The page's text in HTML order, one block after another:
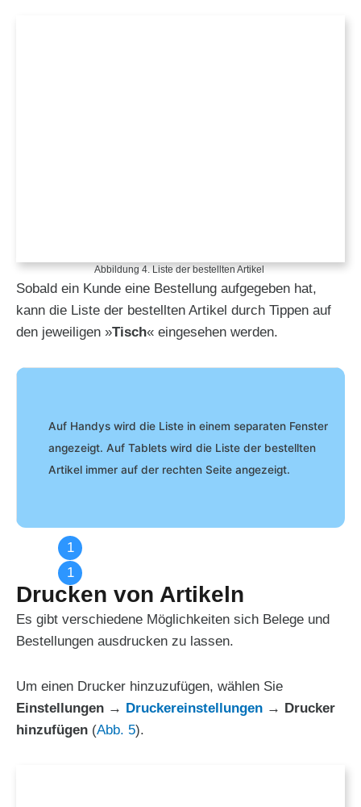
Abbildung 4. Liste der bestellten Artikel
Sobald ein Kunde eine Bestellung aufgegeben hat,
kann die Liste der bestellten Artikel durch Tippen auf
den jeweiligen »Tisch« eingesehen werden.
Auf Handys wird die Liste in einem separaten Fenster
angezeigt. Auf Tablets wird die Liste der bestellten
Artikel immer auf der rechten Seite angezeigt.
Drucken von Artikeln
Es gibt verschiedene Möglichkeiten sich Belege und
Bestellungen ausdrucken zu lassen.
Um einen Drucker hinzuzufügen, wählen Sie
Einstellungen → Druckereinstellungen → Drucker
hinzufügen (Abb. 5).